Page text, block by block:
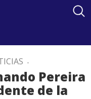
.
Pereira
de la